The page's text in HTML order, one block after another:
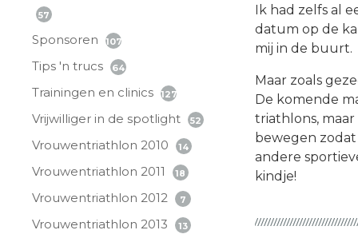
57
Sponsoren 107
Tips 'n trucs 64
Trainingen en clinics 127
Vrijwilliger in de spotlight 52
Vrouwentriathlon 2010 14
Vrouwentriathlon 2011 18
Vrouwentriathlon 2012 7
Vrouwentriathlon 2013 13
Ik had zelfs al
datum op de
mij in de buurt.
Maar zoals
De komende
triathlons,
bewegen
andere
kindje!